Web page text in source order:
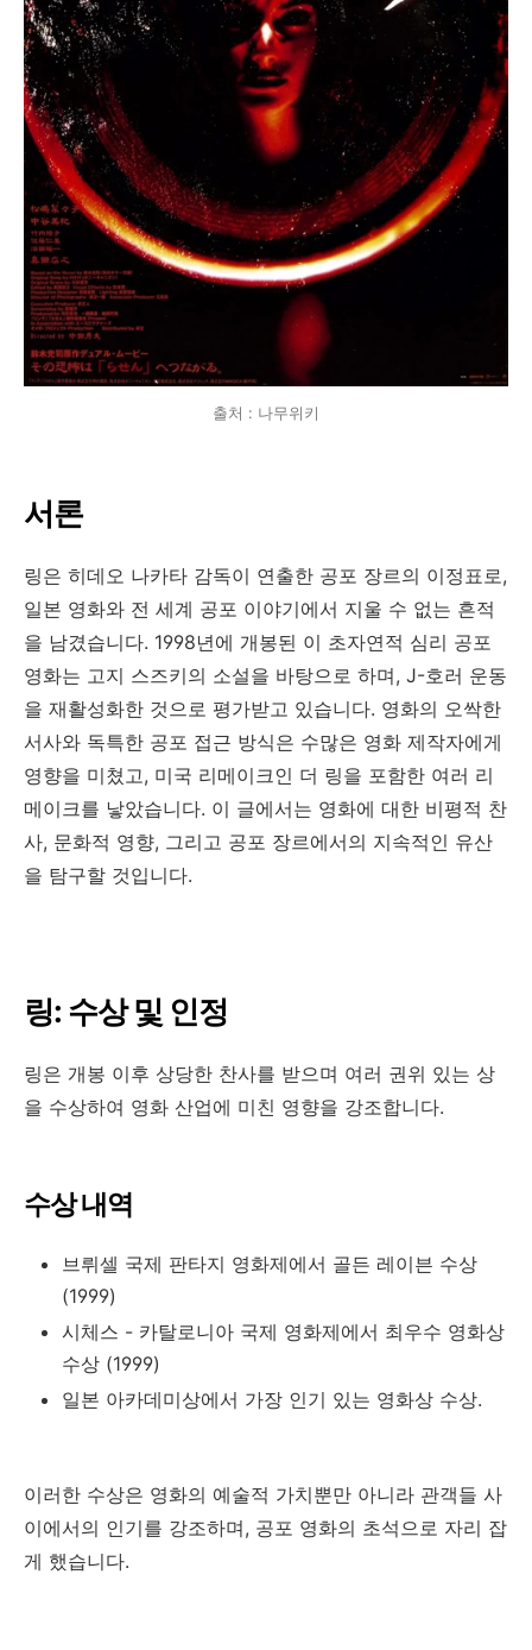
출처 : 나무위키
서론
링은 히데오 나카타 감독이 연출한 공포 장르의 이정표로,
일본 영화와 전 세계 공포 이야기에서 지울 수 없는 흔적
을 남겼습니다. 1998년에 개봉된 이 초자연적 심리 공포
영화는 고지 스즈키의 소설을 바탕으로 하며, J-호러 운동
을 재활성화한 것으로 평가받고 있습니다. 영화의 오싹한
서사와 독특한 공포 접근 방식은 수많은 영화 제작자에게
영향을 미쳤고, 미국 리메이크인 더 링을 포함한 여러 리
메이크를 낳았습니다. 이 글에서는 영화에 대한 비평적 찬
사, 문화적 영향, 그리고 공포 장르에서의 지속적인 유산
을 탐구할 것입니다.
링: 수상 및 인정
링은 개봉 이후 상당한 찬사를 받으며 여러 권위 있는 상
을 수상하여 영화 산업에 미친 영향을 강조합니다.
수상 내역
브뤼셀 국제 판타지 영화제에서 골든 레이븐 수상
(1999)
시체스 - 카탈로니아 국제 영화제에서 최우수 영화상
수상 (1999)
일본 아카데미상에서 가장 인기 있는 영화상 수상.
이러한 수상은 영화의 예술적 가치뿐만 아니라 관객들 사
이에서의 인기를 강조하며, 공포 영화의 초석으로 자리 잡
게 했습니다.